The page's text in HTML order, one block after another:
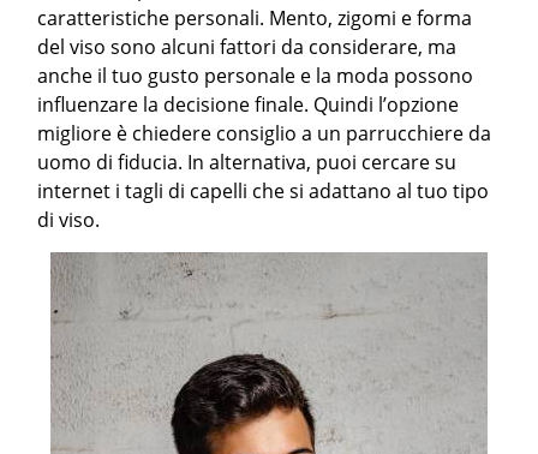
caratteristiche personali. Mento, zigomi e forma
del viso sono alcuni fattori da considerare, ma
anche il tuo gusto personale e la moda possono
influenzare la decisione finale. Quindi l’opzione
migliore è chiedere consiglio a un parrucchiere da
uomo di fiducia. In alternativa, puoi cercare su
internet i tagli di capelli che si adattano al tuo tipo
di viso.